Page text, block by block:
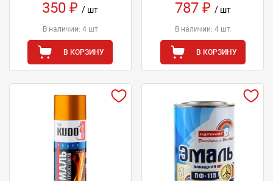
350 ₽/ шт
В наличии: 4 шт
В КОРЗИНУ
787 ₽ / шт
В наличии: 4 шт
В КОРЗИНУ